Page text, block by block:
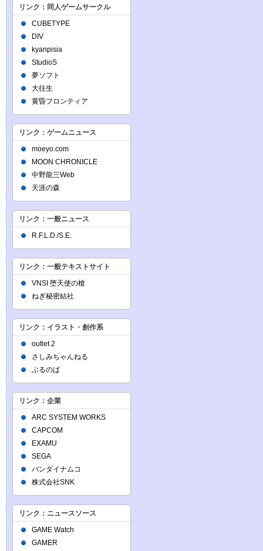
リンク：同人ゲームサークル
CUBETYPE
DIV
kyanpisia
StudioS
夢ソフト
大往生
黄昏フロンティア
リンク：ゲームニュース
moeyo.com
MOON CHRONICLE
中野龍三Web
天涯の森
リンク：一般ニュース
R.F.L.D./S.E.
リンク：一般テキストサイト
VNSI 堕天使の槍
ねぎ秘密結社
リンク：イラスト・創作系
outlet 2
さしみちゃんねる
ぶるのば
リンク：企業
ARC SYSTEM WORKS
CAPCOM
EXAMU
SEGA
バンダイナムコ
株式会社SNK
リンク：ニュースソース
GAME Watch
GAMER